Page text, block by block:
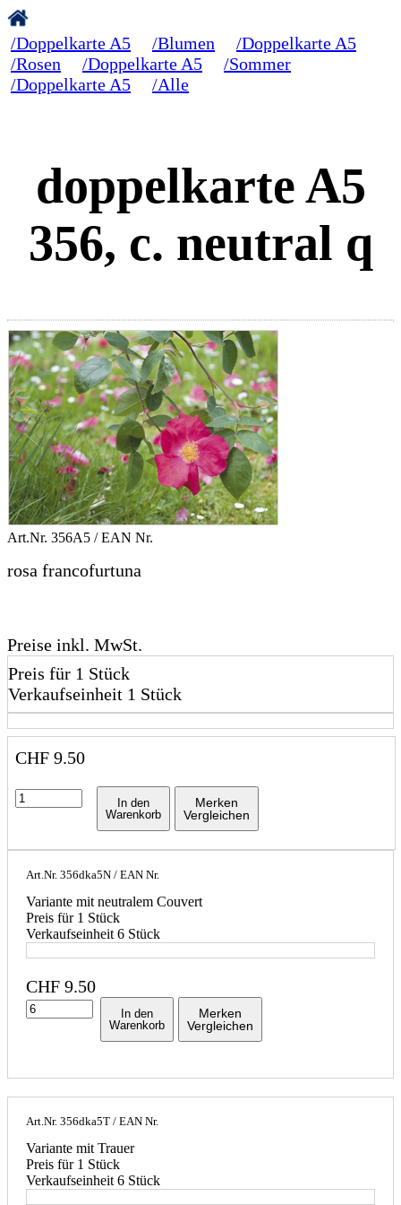
/Doppelkarte A5 /Blumen
/Doppelkarte A5
/Rosen
/Doppelkarte A5
/Sommer
/Doppelkarte A5
/Alle
doppelkarte A5
356, c. neutral q
Art.Nr. 356A5 / EAN Nr.
rosa francofurtuna
Preise inkl. MwSt.
Preis für 1 Stück
Verkaufseinheit 1 Stück
CHF 9.50
In den
Warenkorb
Merken
Vergleichen
Art.Nr. 356dka5N / EAN Nr.
Variante mit neutralem Couvert
Preis für 1 Stück
Verkaufseinheit 6 Stück
CHF 9.50
In den
Warenkorb
Merken
Vergleichen
Art.Nr. 356dka5T / EAN Nr.
Variante mit Trauer
Preis für 1 Stück
Verkaufseinheit 6 Stück